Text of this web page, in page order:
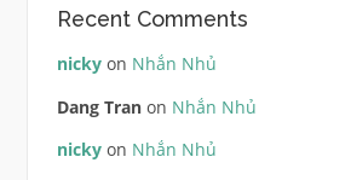
Recent Comments
nickyon Nhắn Nhủ
Dang Tranon Nhắn Nhủ
nickyon Nhắn Nhủ